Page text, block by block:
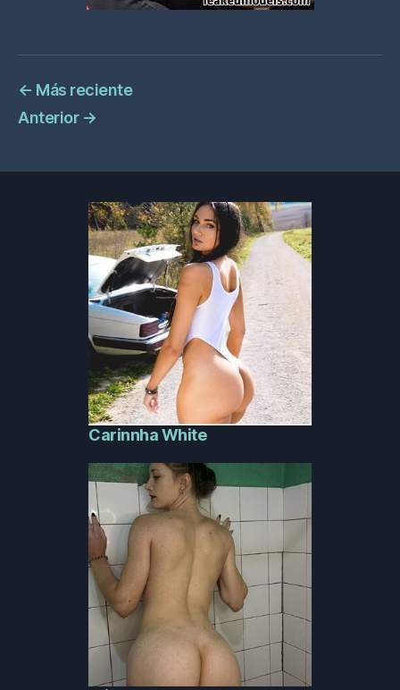
← Más reciente
Anterior →
Carinnha White